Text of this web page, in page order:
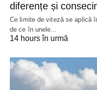
diferențe și
Ce limite de viteză se aplică
de ce în unele…
14 hours în urmă